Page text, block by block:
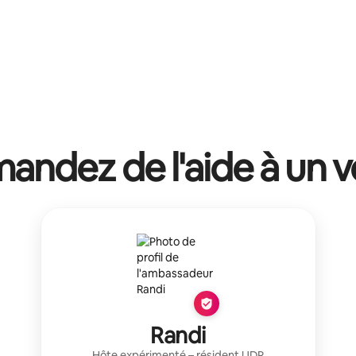
de l'aide à un
Randi